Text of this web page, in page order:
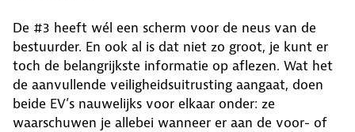
De #3 heeft wél een scherm voor de neus van de
bestuurder. En ook al is dat niet zo groot, je kunt er
toch de belangrijkste informatie op aflezen. Wat het
de aanvullende veiligheidsuitrusting aangaat, doen
beide EV’s nauwelijks voor elkaar onder: ze
waarschuwen je allebei wanneer er aan de voor- of